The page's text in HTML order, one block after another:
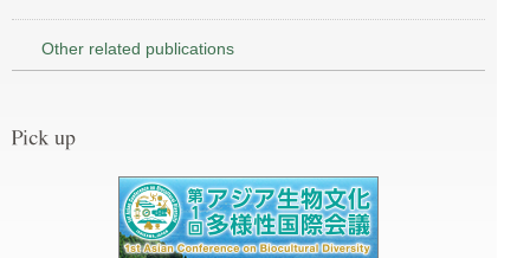
Other related publications